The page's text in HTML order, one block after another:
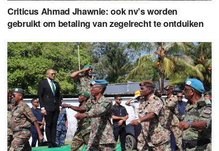
Criticus Ahmad Jhawnie: ook nv’s worden
gebruikt om betaling van zegelrecht te ontduiken